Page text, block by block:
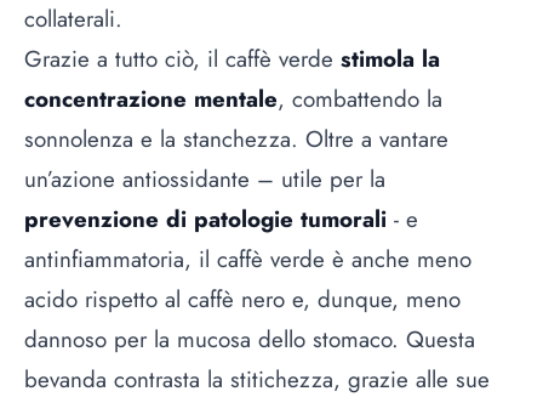
collaterali.
Grazie a tutto ciò, il caffè verde stimola la
concentrazione mentale, combattendo la
sonnolenza e la stanchezza. Oltre a vantare
un’azione antiossidante – utile per la
prevenzione di patologie tumorali - e
antinfiammatoria, il caffè verde è anche meno
acido rispetto al caffè nero e, dunque, meno
dannoso per la mucosa dello stomaco. Questa
bevanda contrasta la stitichezza, grazie alle sue